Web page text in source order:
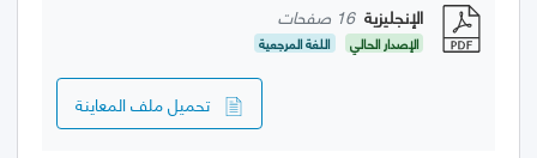
الإنجليزية 16 صفحات
الإصدار الحالي اللغة المرجعية
تحميل ملف المعاينة